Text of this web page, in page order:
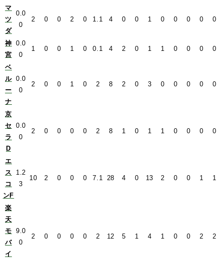
マ
ツ
ダ
0.0
0
2 0 0 2 0 1.1 4 0 0 1 0 0 0 0 0
神
宮
0.0
0
1 0 0 1 0 0.1 4 2 0 1 1 0 0 0 0
ベ
ル
ー
ナ
0.0
0
2 0 0 1 0 2 8 2 0 3 0 0 0 0 0
京
セ
ラ
D
0.0
0
2 0 0 0 0 2 8 1 0 1 1 0 0 0 0
エ
ス
コ
ンF
1.2
3
10 2 0 0 0 7.1 28 4 0 13 2 0 0 1 1
楽
天
モ
バ
イ
9.0
0
2 0 0 0 0 2 12 5 1 4 1 0 0 2 2